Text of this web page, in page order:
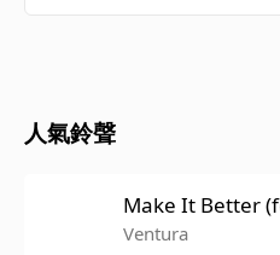
人氣鈴聲
Make It Better
Ventura